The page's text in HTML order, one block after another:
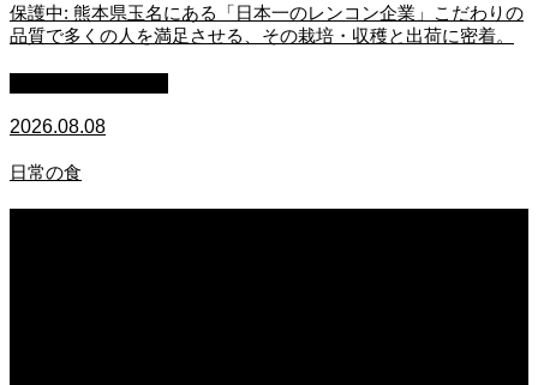
保護中: 熊本県玉名にある「日本一のレンコン企業」こだわりの
品質で多くの人を満足させる、その栽培・収穫と出荷に密着。
2026.08.08
日常の食